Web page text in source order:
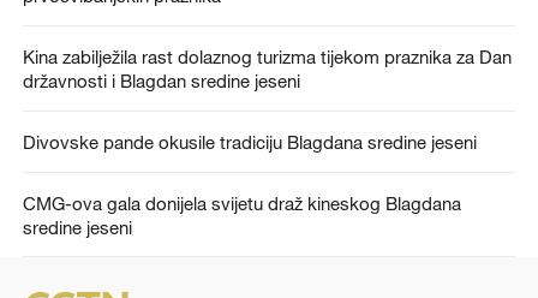
Kina zabilježila rast dolaznog turizma tijekom praznika za Dan
državnosti i Blagdan sredine jeseni
Divovske pande okusile tradiciju Blagdana sredine jeseni
CMG-ova gala donijela svijetu draž kineskog Blagdana
sredine jeseni